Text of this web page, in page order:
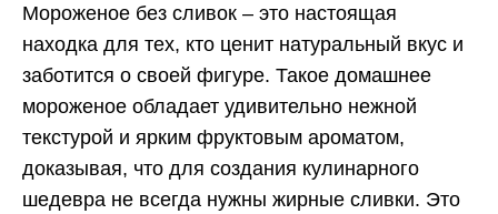
Мороженое без сливок – это настоящая
находка для тех, кто ценит натуральный вкус и
заботится о своей фигуре. Такое домашнее
мороженое обладает удивительно нежной
текстурой и ярким фруктовым ароматом,
доказывая, что для создания кулинарного
шедевра не всегда нужны жирные сливки. Это